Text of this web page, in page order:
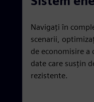
Navigați în
scenarii,
de economisire
date care susțin
rezistente.